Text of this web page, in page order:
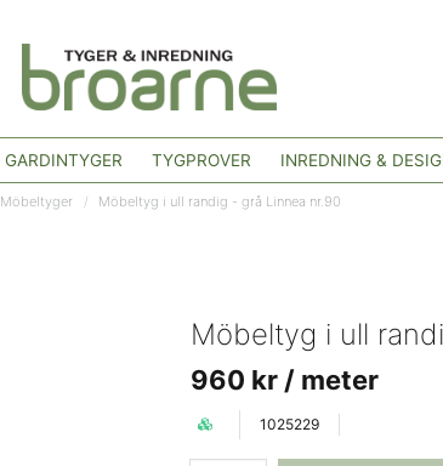
GARDINTYGER TYGPROVER INREDNING &
Möbeltyger Möbeltyg i ull randig - grå Linnea nr.90
Möbeltyg i ull
960 kr / meter
1025229